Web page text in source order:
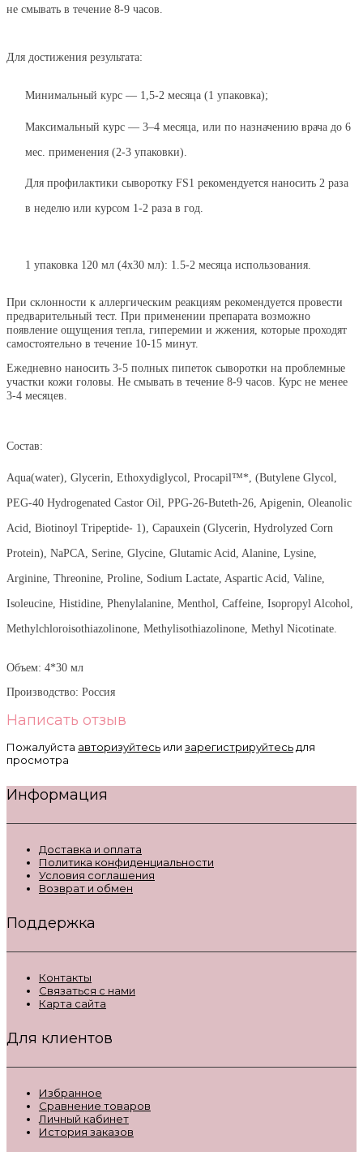
не смывать в течение 8-9 часов.
Для достижения результата:
Минимальный курc — 1,5-2 месяца (1 упаковка);
Максимальный курс — 3–4 месяца, или по назначению врача до 6
мес. применения (2-3 упаковки).
Для профилактики сыворотку FS1 рекомендуется наносить 2 раза
в неделю или курсом 1-2 раза в год.
1 упаковка 120 мл (4х30 мл): 1.5-2 месяца использования.
При склонности к аллергическим реакциям рекомендуется провести
предварительный тест. При применении препарата возможно
появление ощущения тепла, гиперемии и жжения, которые проходят
самостоятельно в течение 10-15 минут.
Ежедневно наносить 3-5 полных пипеток сыворотки на проблемные
участки кожи головы. Не смывать в течение 8-9 часов. Курс не менее
3-4 месяцев.
Состав:
Aqua(water), Glycerin, Ethoxydiglycol, Procapil™*, (Butylene Glycol,
PEG-40 Hydrogenated Castor Oil, PPG-26-Buteth-26, Apigenin, Oleanolic
Acid, Biotinoyl Tripeptide- 1), Capauxein (Glycerin, Hydrolyzed Corn
Protein), NaPCA, Serine, Glycine, Glutamic Acid, Alanine, Lysine,
Arginine, Threonine, Proline, Sodium Lactate, Aspartic Acid, Valine,
Isoleucine, Histidine, Phenylalanine, Menthol, Caffeine, Isopropyl Alcohol,
Methylchloroisothiazolinone, Methylisothiazolinone, Methyl Nicotinate.
Объем: 4*30 мл
Производство: Россия
Написать отзыв
Пожалуйста авторизуйтесь или зарегистрируйтесьдля
просмотра
Информация
Доставка и оплата
Политика конфиденциальности
Условия соглашения
Возврат и обмен
Поддержка
Контакты
Связаться с нами
Карта сайта
Для клиентов
Избранное
Сравнение товаров
Личный кабинет
История заказов